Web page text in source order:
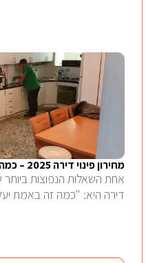
מחירון פינוי דירה 2025 – כמה באמת עולה לפנות דירה?
אחת השאלות הנפוצות ביותר
דירה היא: "כמה זה באמת